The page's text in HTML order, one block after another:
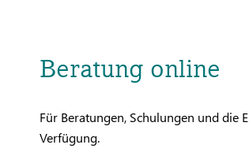
Beratung online
Für Beratungen, Schulungen und die
Verfügung.